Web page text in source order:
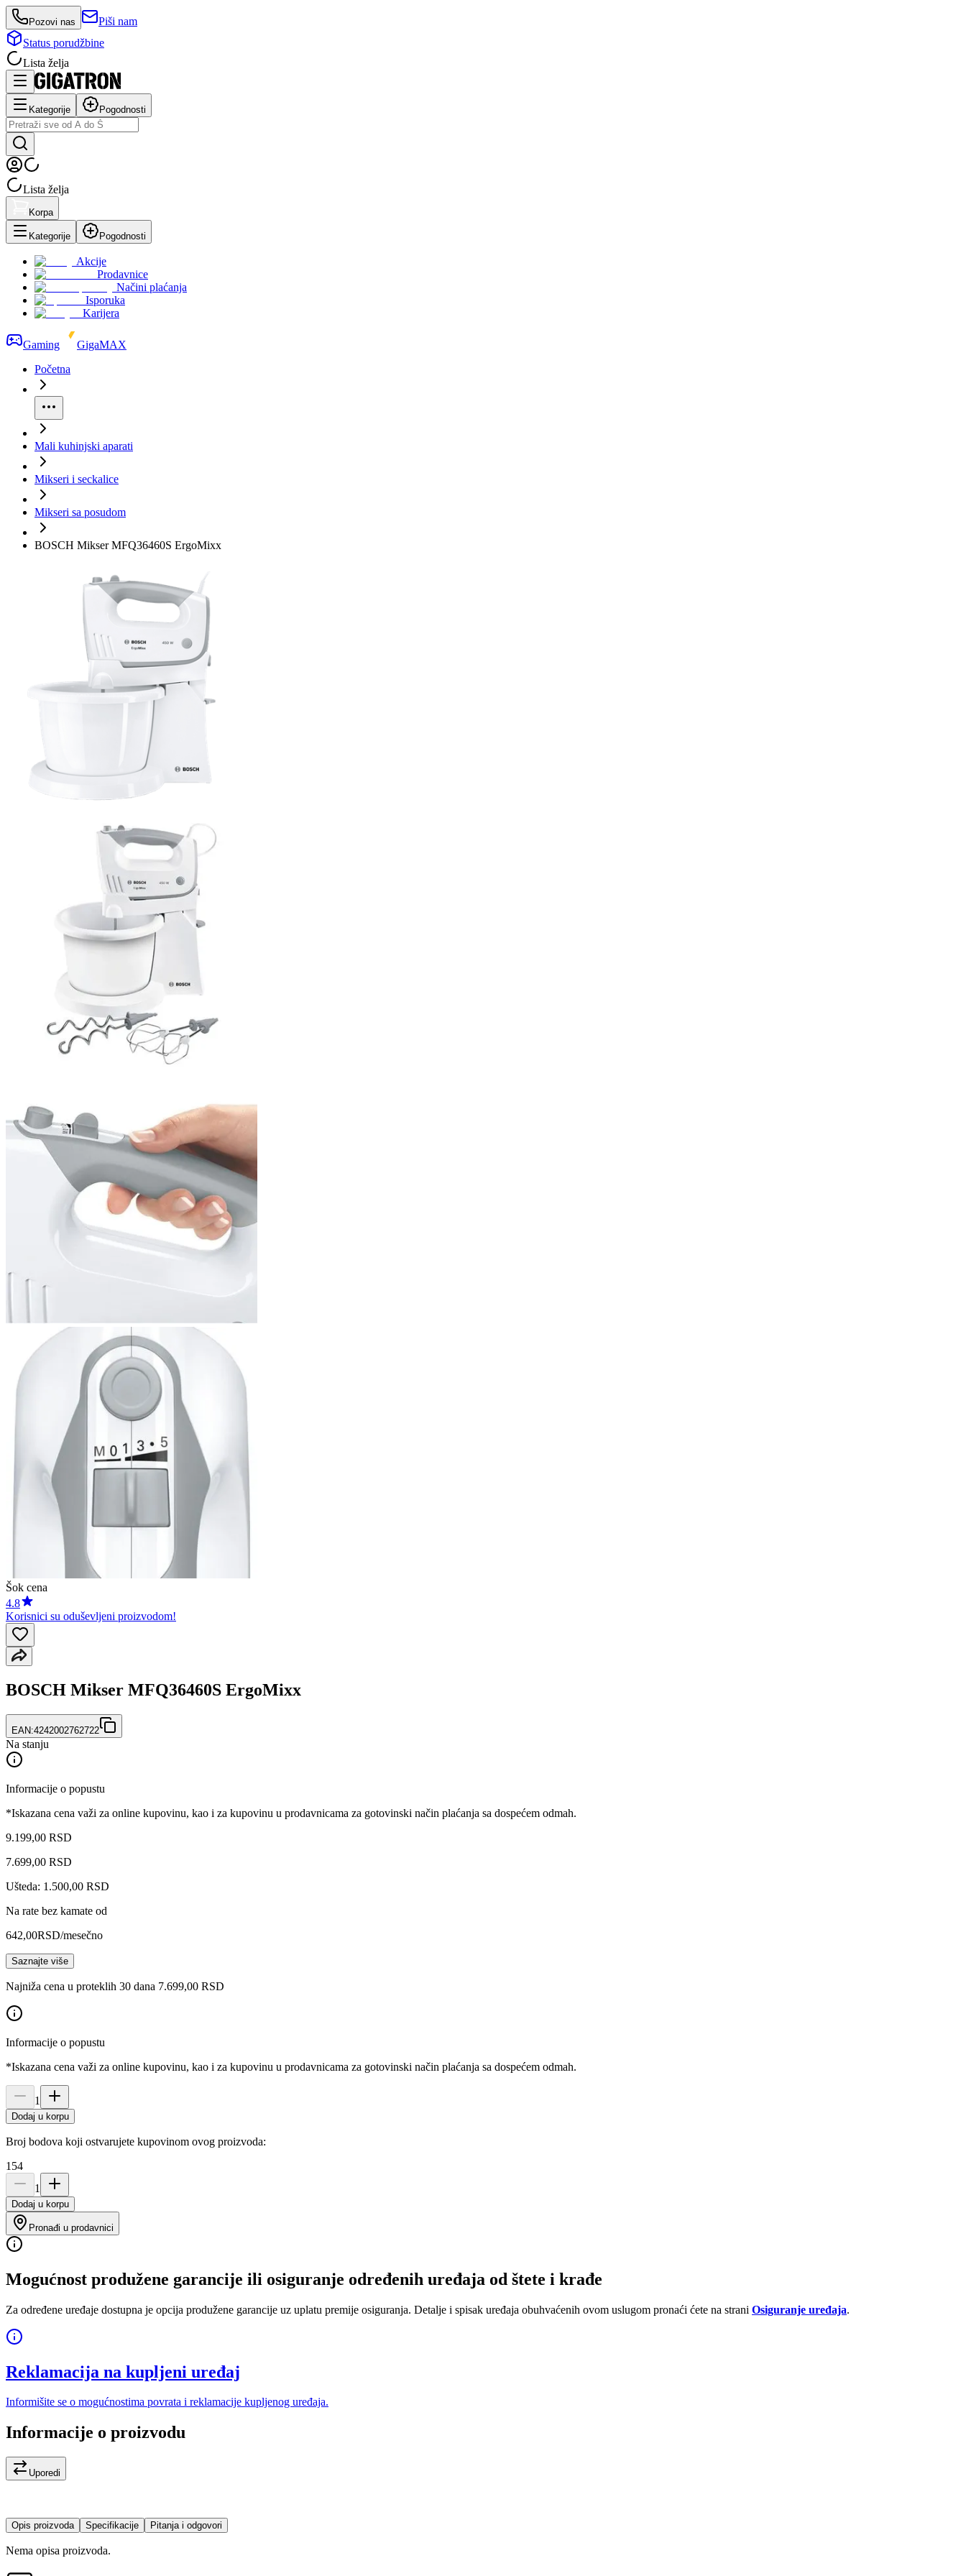
Pozovi nas
Piši nam
Status porudžbine
Lista želja
Kategorije Pogodnosti
Lista želja
Korpa
Kategorije Pogodnosti
Akcije
Prodavnice
Načini plaćanja
Isporuka
Karijera
Gaming
GigaMAX
Početna
Mali kuhinjski aparati
Mikseri i seckalice
Mikseri sa posudom
BOSCH Mikser MFQ36460S ErgoMixx
Šok cena
4.8
Korisnici su oduševljeni proizvodom!
BOSCH Mikser MFQ36460S ErgoMixx
EAN:4242002762722
Na stanju
Informacije o popustu
*Iskazana cena važi za online kupovinu, kao i za kupovinu u prodavnicama za gotovinski način plaćanja sa dospećem odmah.
9.199,00 RSD
7.699,00 RSD
Ušteda: 1.500,00 RSD
Na rate bez kamate od
642,00RSD/mesečno
Saznajte više
Najniža cena u proteklih 30 dana 7.699,00 RSD
Informacije o popustu
*Iskazana cena važi za online kupovinu, kao i za kupovinu u prodavnicama za gotovinski način plaćanja sa dospećem odmah.
1
Dodaj u korpu
Broj bodova koji ostvarujete kupovinom ovog proizvoda:
154
1
Dodaj u korpu
Pronađi u prodavnici
Mogućnost produžene garancije ili osiguranje određenih uređaja od štete i krađe
Za određene uređaje dostupna je opcija produžene garancije uz uplatu premije osiguranja. Detalje i spisak uređaja obuhvaćenih ovom uslugom pronaći ćete na strani Osiguranje uređaja.
Reklamacija na kupljeni uređaj
Informišite se o mogućnostima povrata i reklamacije kupljenog uređaja.
Informacije o proizvodu
Uporedi
Opis proizvoda Specifikacije Pitanja i odgovori
Nema opisa proizvoda.